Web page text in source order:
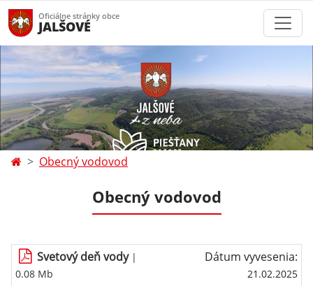
Oficiálne stránky obce
JALŠOVÉ
Obecný vodovod
Obecný vodovod
Svetový deň vody|
0.08 Mb
Dátum vyvesenia:
21.02.2025